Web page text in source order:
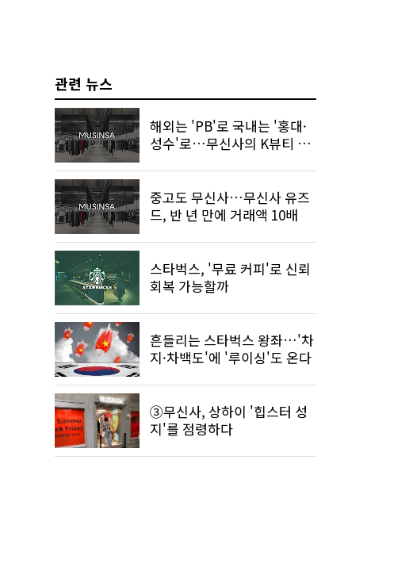
관련 뉴스
해외는 'PB'로 국내는 '홍대·
성수'로…무신사의 K뷰티 승
중고도 무신사…무신사 유즈
드, 반 년 만에 거래액 10배
스타벅스, '무료 커피'로 신뢰
회복 가능할까
흔들리는 스타벅스 왕좌…'차
지·차백도'에 '루이싱'도 온다
③무신사, 상하이 '힙스터 성
지'를 점령하다